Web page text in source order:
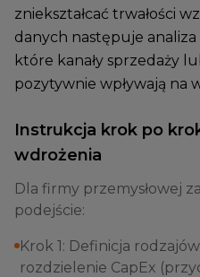
zniekształcać trwałości
danych następuje
które kanały sprzedaży
pozytywnie wpływają na
Instrukcja krok po
wdrożenia
Dla firmy przemysłowej
podejście:
Krok 1: Definicja
rozdzielenie CapEx